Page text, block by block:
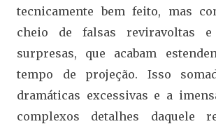
tecnicamente bem feito, mas
cheio de falsas reviravoltas e
surpresas, que acabam
tempo de projeção. Isso
dramáticas excessivas e a
complexos detalhes daquele